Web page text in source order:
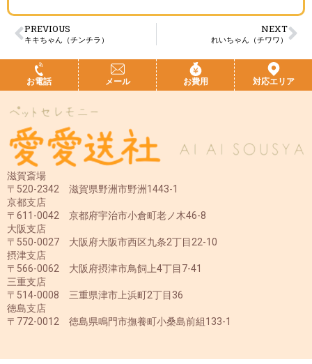
PREVIOUS
キキちゃん（チンチラ）
NEXT
れいちゃん（チワワ）
お電話 メール お費用 対応エリア
滋賀斎場
〒520-2342 滋賀県野洲市野洲1443-1
京都支店
〒611-0042 京都府宇治市小倉町老ノ木46-8
大阪支店
〒550-0027 大阪府大阪市西区九条2丁目22-10
摂津支店
〒566-0062 大阪府摂津市鳥飼上4丁目7-41
三重支店
〒514-0008 三重県津市上浜町2丁目36
徳島支店
〒772-0012 徳島県鳴門市撫養町小桑島前組133-1